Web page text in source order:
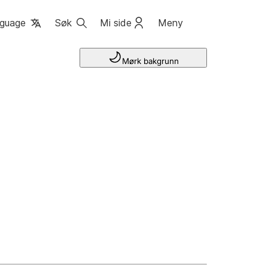
Søk Mi side Meny
Mørk bakgrunn